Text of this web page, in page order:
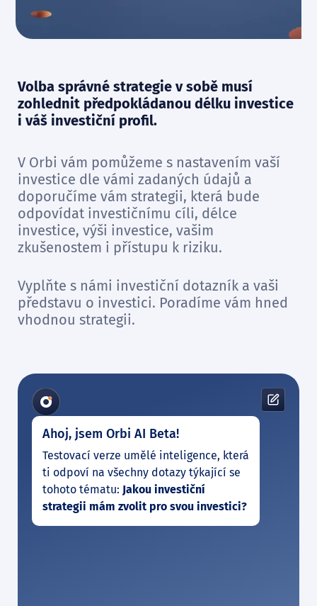
Volba správné strategie v sobě musí
zohlednit předpokládanou délku investice
i váš investiční profil.
V Orbi vám pomůžeme s nastavením vaší
investice dle vámi zadaných údajů a
doporučíme vám strategii, která bude
odpovídat investičnímu cíli, délce
investice, výši investice, vašim
zkušenostem i přístupu k riziku.
Vyplňte s námi investiční dotazník a vaši
představu o investici. Poradíme vám hned
vhodnou strategii.
Ahoj, jsem Orbi AI Beta!
Testovací verze umělé inteligence, která
ti odpoví na všechny dotazy týkající se
tohoto tématu: Jakou investiční
strategii mám zvolit pro svou investici?